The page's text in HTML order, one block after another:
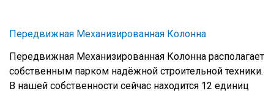
Передвижная Механизированная Колонна
Передвижная Механизированная Колонна располагает
собственным парком надёжной строительной техники.
В нашей собственности сейчас находится 12 единиц